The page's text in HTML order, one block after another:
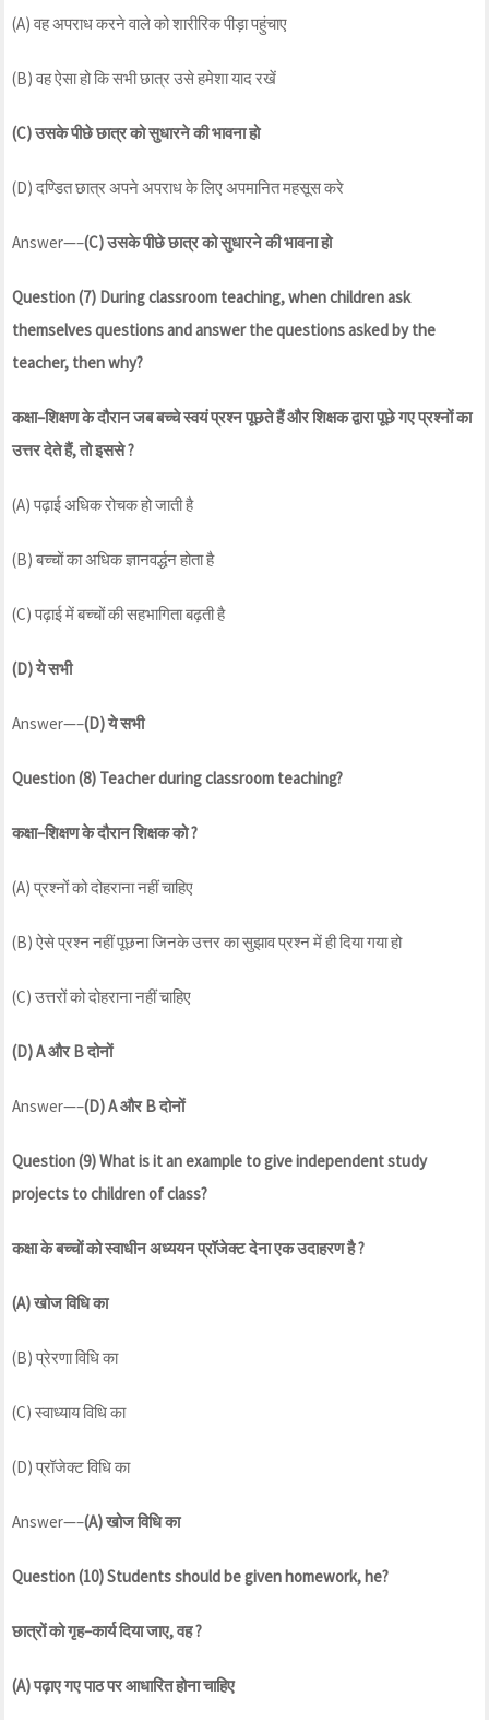
(A) वह अपराध करने वाले को शारीरिक पीड़ा पहुंचाए
(B) वह ऐसा हो कि सभी छात्र उसे हमेशा याद रखें
(C)उसकेपीछेछात्रकोसुधारनेकीभावनाहो
(D) दण्डित छात्र अपने अपराध के लिए अपमानित महसूस करे
Answer—–(C)उसकेपीछेछात्रकोसुधारनेकीभावनाहो
Question (7) During classroom teaching, when children ask
themselves questions and answer the questions asked by the
teacher, then why?
कक्षा–शिक्षणकेदौरानजबबच्चेस्वयंप्रश्नपूछतेहैंऔरशिक्षकद्वारापूछेगएप्रश्नोंका
उत्तरदेतेहैं,तोइससे?
(A) पढ़ाई अधिक रोचक हो जाती है
(B) बच्चों का अधिक ज्ञानवर्द्धन होता है
(C) पढ़ाई में बच्चों की सहभागिता बढ़ती है
(D)येसभी
Answer—–(D)येसभी
Question (8) Teacher during classroom teaching?
कक्षा–शिक्षणकेदौरानशिक्षकको?
(A) प्रश्नों को दोहराना नहीं चाहिए
(B) ऐसे प्रश्न नहीं पूछना जिनके उत्तर का सुझाव प्रश्न में ही दिया गया हो
(C) उत्तरों को दोहराना नहीं चाहिए
(D) AऔरBदोनों
Answer—–(D) AऔरBदोनों
Question (9) What is it an example to give independent study
projects to children of class?
कक्षाकेबच्चोंकोस्वाधीनअध्ययनप्रॉजेक्टदेनाएकउदाहरणहै?
(A)खोजविधिका
(B) प्रेरणा विधि का
(C) स्वाध्याय विधि का
(D) प्रॉजेक्ट विधि का
Answer—–(A)खोजविधिका
Question (10) Students should be given homework, he?
छात्रोंकोगृह–कार्यदियाजाए,वह?
(A)पढ़ाएगएपाठपरआधारितहोनाचाहिए